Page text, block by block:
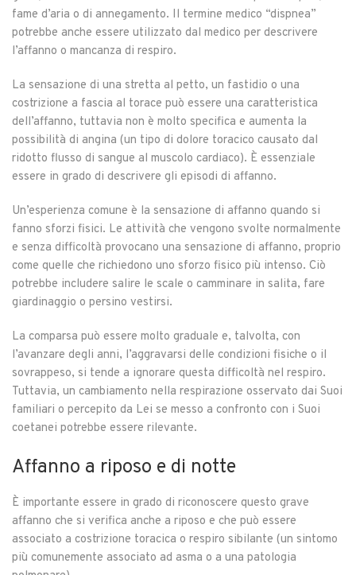
fame d’aria o di annegamento. Il termine medico “dispnea”
potrebbe anche essere utilizzato dal medico per descrivere
l’affanno o mancanza di respiro.
La sensazione di una stretta al petto, un fastidio o una
costrizione a fascia al torace può essere una caratteristica
dell’affanno, tuttavia non è molto specifica e aumenta la
possibilità di angina (un tipo di dolore toracico causato dal
ridotto flusso di sangue al muscolo cardiaco). È essenziale
essere in grado di descrivere gli episodi di affanno.
Un’esperienza comune è la sensazione di affanno quando si
fanno sforzi fisici. Le attività che vengono svolte normalmente
e senza difficoltà provocano una sensazione di affanno, proprio
come quelle che richiedono uno sforzo fisico più intenso. Ciò
potrebbe includere salire le scale o camminare in salita, fare
giardinaggio o persino vestirsi.
La comparsa può essere molto graduale e, talvolta, con
l’avanzare degli anni, l’aggravarsi delle condizioni fisiche o il
sovrappeso, si tende a ignorare questa difficoltà nel respiro.
Tuttavia, un cambiamento nella respirazione osservato dai Suoi
familiari o percepito da Lei se messo a confronto con i Suoi
coetanei potrebbe essere rilevante.
Affanno a riposo e di notte
È importante essere in grado di riconoscere questo grave
affanno che si verifica anche a riposo e che può essere
associato a costrizione toracica o respiro sibilante (un sintomo
più comunemente associato ad asma o a una patologia